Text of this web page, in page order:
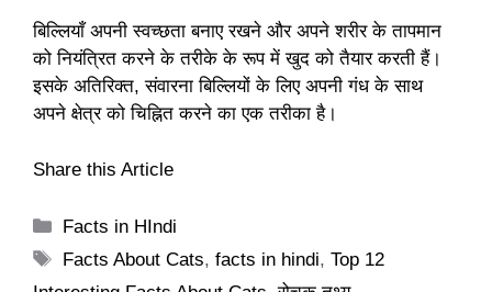
बिल्लियाँ अपनी स्वच्छता बनाए रखने और अपने शरीर के तापमान
को नियंत्रित करने के तरीके के रूप में खुद को तैयार करती हैं।
इसके अतिरिक्त, संवारना बिल्लियों के लिए अपनी गंध के साथ
अपने क्षेत्र को चिह्नित करने का एक तरीका है।
Share this Article
Categories
Facts in HIndi
Tags
Facts About Cats,facts in hindi,Top 12